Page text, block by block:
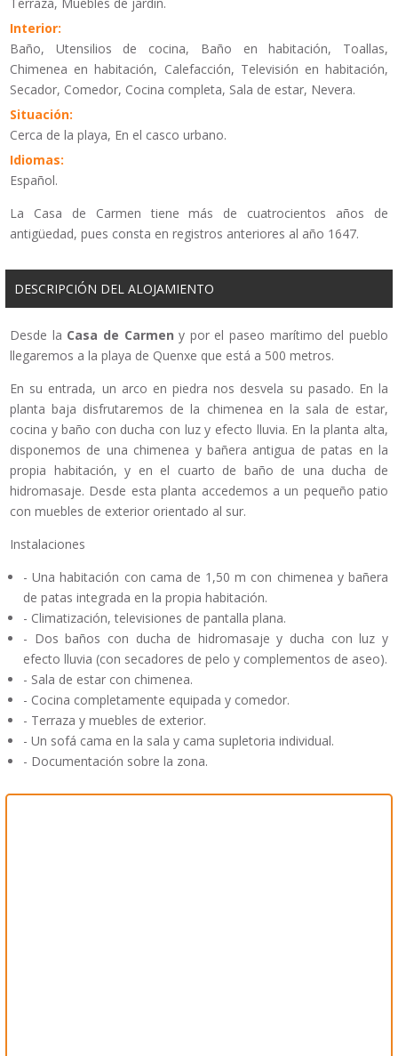
Terraza, Muebles de jardín.
Interior:
Baño, Utensilios de cocina, Baño en habitación, Toallas,
Chimenea en habitación, Calefacción, Televisión en habitación,
Secador, Comedor, Cocina completa, Sala de estar, Nevera.
Situación:
Cerca de la playa, En el casco urbano.
Idiomas:
Español.
La Casa de Carmen tiene más de cuatrocientos años de
antigüedad, pues consta en registros anteriores al año 1647.
DESCRIPCIÓN DEL ALOJAMIENTO
Desde la Casa de Carmen y por el paseo marítimo del pueblo
llegaremos a la playa de Quenxe que está a 500 metros.
En su entrada, un arco en piedra nos desvela su pasado. En la
planta baja disfrutaremos de la chimenea en la sala de estar,
cocina y baño con ducha con luz y efecto lluvia. En la planta alta,
disponemos de una chimenea y bañera antigua de patas en la
propia habitación, y en el cuarto de baño de una ducha de
hidromasaje. Desde esta planta accedemos a un pequeño patio
con muebles de exterior orientado al sur.
Instalaciones
- Una habitación con cama de 1,50 m con chimenea y bañera
de patas integrada en la propia habitación.
- Climatización, televisiones de pantalla plana.
- Dos baños con ducha de hidromasaje y ducha con luz y
efecto lluvia (con secadores de pelo y complementos de aseo).
- Sala de estar con chimenea.
- Cocina completamente equipada y comedor.
- Terraza y muebles de exterior.
- Un sofá cama en la sala y cama supletoria individual.
- Documentación sobre la zona.